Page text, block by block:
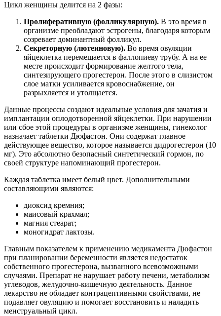
Цикл женщины делится на 2 фазы:
Пролиферативную (фолликулярную). В это время в
организме преобладают эстрогены, благодаря которым
созревает доминантный фолликул.
Секреторную (лютеиновую). Во время овуляции
яйцеклетка перемещается в фаллопиеву трубу. А на ее
месте происходит формирование желтого тела,
синтезирующего прогестерон. После этого в слизистом
слое матки усиливается кровоснабжение, он
разрыхляется и утолщается.
Данные процессы создают идеальные условия для зачатия и
имплантации оплодотворенной яйцеклетки. При нарушении
или сбое этой процедуры в организме женщины, гинеколог
назначает таблетки Дюфастон. Они содержат главное
действующее вещество, которое называется дидрогестерон (10
мг). Это абсолютно безопасный синтетический гормон, по
своей структуре напоминающий прогестерон.
Каждая таблетка имеет белый цвет. Дополнительными
составляющими являются:
диоксид кремния;
маисовый крахмал;
магния стеарат;
моногидрат лактозы.
Главным показателем к применению медикамента Дюфастон
при планировании беременности является недостаток
собственного прогестерона, вызванного всевозможными
случаями. Препарат не нарушает работу печени, метаболизм
углеводов, желудочно-кишечную деятельность. Данное
лекарство не обладает контрацептивными свойствами, не
подавляет овуляцию и помогает восстановить и наладить
менструальный цикл.